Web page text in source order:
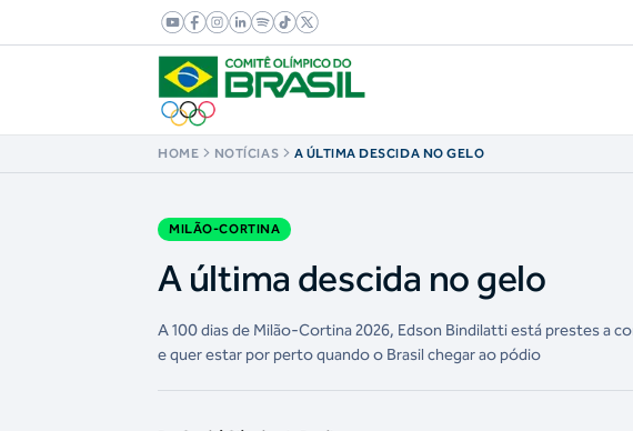
HOME NOTÍCIAS A ÚLTIMA DESCIDA NO GELO
MILÃO-CORTINA
A última descida no gelo
A 100 dias de Milão-Cortina 2026, Edson Bindilatti está prestes a
e quer estar por perto quando o Brasil chegar ao pódio